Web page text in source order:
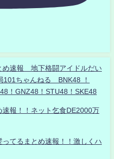
速報 地下格闘アイドルだい
ちゃんねる BNK48 ！
！GNZ48！STU48！SKE48
報！！ネット乞食DE2000万
ってるまとめ速報！！激しくハ